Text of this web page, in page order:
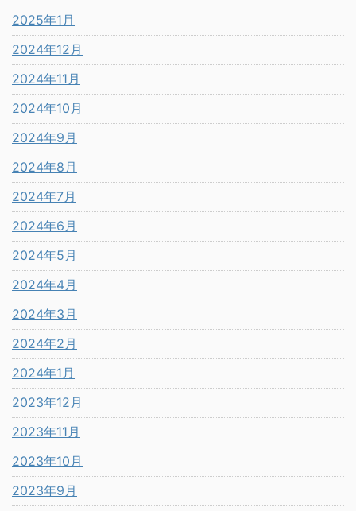
2025年1月
2024年12月
2024年11月
2024年10月
2024年9月
2024年8月
2024年7月
2024年6月
2024年5月
2024年4月
2024年3月
2024年2月
2024年1月
2023年12月
2023年11月
2023年10月
2023年9月